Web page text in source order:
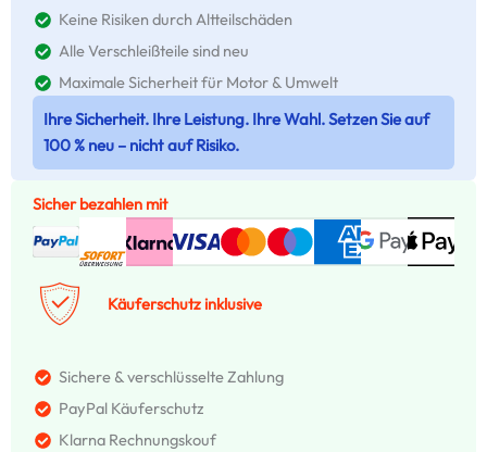
Keine Risiken durch Altteilschäden
Alle Verschleißteile sind neu
Maximale Sicherheit für Motor & Umwelt
Ihre Sicherheit. Ihre Leistung. Ihre Wahl. Setzen Sie auf
100 % neu – nicht auf Risiko.
Sicher bezahlen mit
Käuferschutz inklusive
Sichere & verschlüsselte Zahlung
PayPal Käuferschutz
Klarna Rechnungskouf